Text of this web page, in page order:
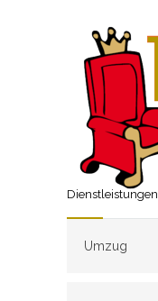
Dienstleistungen
Umzug